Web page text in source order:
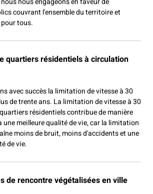
couvrant l'ensemble du territoire et
tous.
quartiers résidentiels à circulation
avec succès la limitation de vitesse à 30
de trente ans. La limitation de vitesse à 30
résidentiels contribue de manière
une meilleure qualité de vie, car la limitation
moins de bruit, moins d'accidents et une
de vie.
de rencontre végétalisées en ville